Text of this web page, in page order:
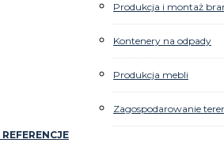
Produkcja i montaż
Kontenery na odpady
Produkcja mebli
Zagospodarowanie